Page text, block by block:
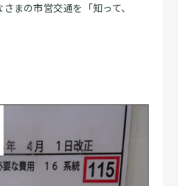
まの市営交通を「知って、